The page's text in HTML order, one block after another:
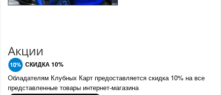
Акции
СКИДКА 10%
Обладателям Клубных Карт предоставляется скидка 10% на все
представленные товары интернет-магазина